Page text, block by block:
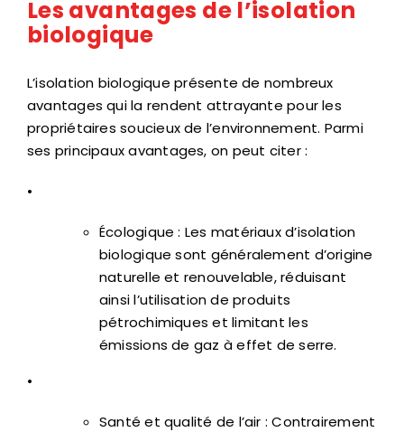
Les avantages de l’isolation
biologique
L’isolation biologique présente de nombreux
avantages qui la rendent attrayante pour les
propriétaires soucieux de l’environnement. Parmi
ses principaux avantages, on peut citer :
•
Écologique : Les matériaux d’isolation
biologique sont généralement d’origine
naturelle et renouvelable, réduisant
ainsi l’utilisation de produits
pétrochimiques et limitant les
émissions de gaz à effet de serre.
•
Santé et qualité de l’air : Contrairement